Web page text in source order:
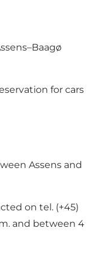
for cars
Assens and
on tel. (+45)
and between 4